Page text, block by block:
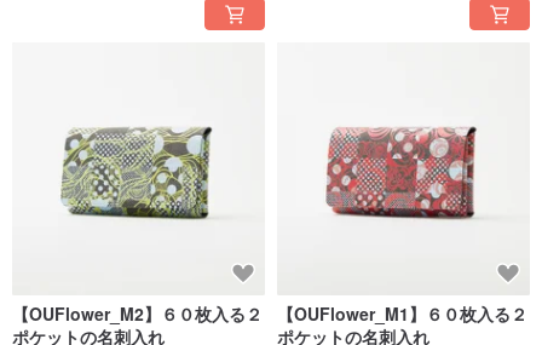
【OUFlower_M2】６０枚入る２
ポケットの名刺入れ
【OUFlower_M1】６０枚入る２
ポケットの名刺入れ